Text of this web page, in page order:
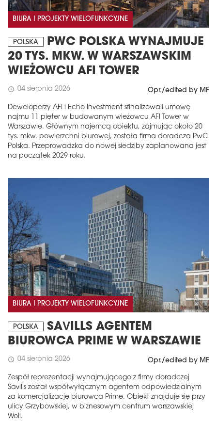
BIURA I PROJEKTY WIELOFUNKCYJNE
POLSKA
PWC POLSKA WYNAJMUJE
20 TYS. MKW. W WARSZAWSKIM
WIEŻOWCU AFI TOWER
schedule 04 sierpnia 2026 Opr./edited by MF
Deweloperzy AFI i Echo Investment sfinalizowali umowę
najmu 11 pięter w budowanym wieżowcu AFI Tower w
Warszawie. Głównym najemcą obiektu, zajmując około 20
tys. mkw. powierzchni biurowej, została firma doradcza PwC
Polska. Przeprowadzka do nowej siedziby zaplanowana jest
na początek 2029 roku.
BIURA I PROJEKTY WIELOFUNKCYJNE
POLSKA
SAVILLS AGENTEM
BIUROWCA PRIME W WARSZAWIE
schedule 04 sierpnia 2026 Opr./edited by MF
Zespół reprezentacji wynajmującego z firmy doradczej
Savills został współwyłącznym agentem odpowiedzialnym
za komercjalizację biurowca Prime. Obiekt znajduje się przy
ulicy Grzybowskiej, w biznesowym centrum warszawskiej
Woli.